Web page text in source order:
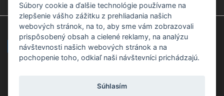
Považská Bystrica v Kauflande Považská Bystrica Mpark
Žilina Čadca
Záruka kvality
Súbory cookie a ďalšie technológie používame na
zlepšenie vášho zážitku z prehliadania našich
webových stránok, na to, aby sme vám zobrazovali
prispôsobený obsah a cielené reklamy, na analýzu
návštevnosti našich webových stránok a na
pochopenie toho, odkiaľ naši návštevníci prichádzajú.
Súhlasím